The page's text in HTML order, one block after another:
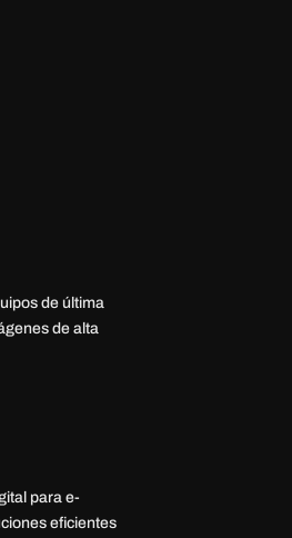
de última
de alta
para e-
eficientes